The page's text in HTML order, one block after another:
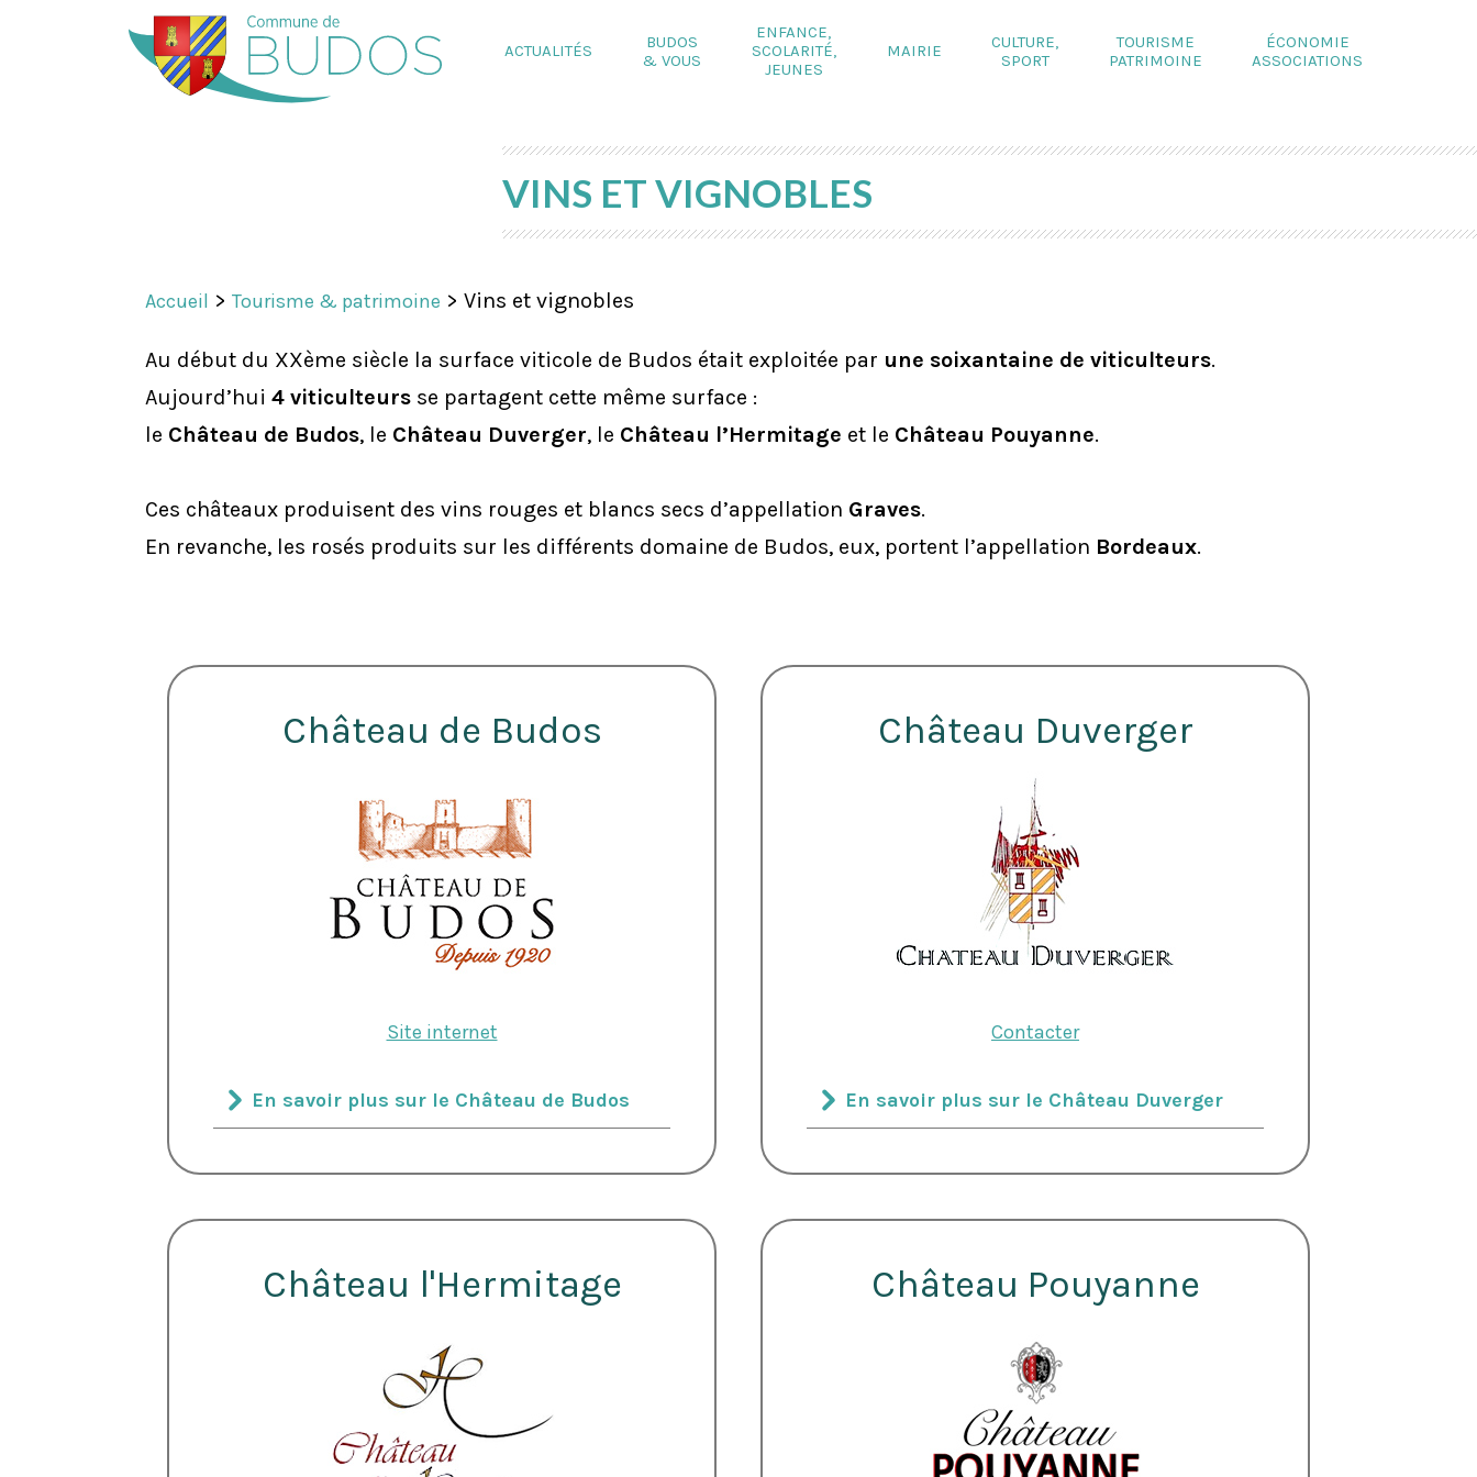
ACTUALITÉS
BUDOS
& VOUS
ENFANCE,
SCOLARITÉ,
JEUNES
MAIRIE
CULTURE,
SPORT
TOURISME
PATRIMOINE
ÉCONOMIE
ASSOCIATIONS
VINS ET VIGNOBLES
Accueil > Tourisme & patrimoine > Vins et vignobles
Au début du XXème siècle la surface viticole de Budos était exploitée par une soixantaine de viticulteurs.
Aujourd’hui 4 viticulteurs se partagent cette même surface :
le Château de Budos, le Château Duverger, le Château l’Hermitage et le Château Pouyanne.
Ces châteaux produisent des vins rouges et blancs secs d’appellation Graves.
En revanche, les rosés produits sur les différents domaine de Budos, eux, portent l’appellation Bordeaux.
Château de Budos
Site internet
En savoir plus sur le Château de Budos
Château Duverger
Contacter
En savoir plus sur le Château Duverger
Château l'Hermitage Château Pouyanne
fonctionnement